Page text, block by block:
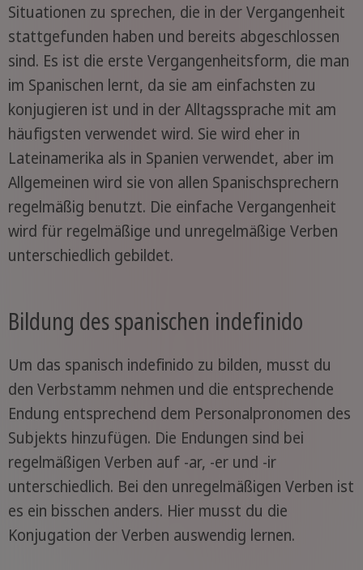
Situationen zu sprechen, die in der Vergangenheit
stattgefunden haben und bereits abgeschlossen
sind. Es ist die erste Vergangenheitsform, die man
im Spanischen lernt, da sie am einfachsten zu
konjugieren ist und in der Alltagssprache mit am
häufigsten verwendet wird. Sie wird eher in
Lateinamerika als in Spanien verwendet, aber im
Allgemeinen wird sie von allen Spanischsprechern
regelmäßig benutzt. Die einfache Vergangenheit
wird für regelmäßige und unregelmäßige Verben
unterschiedlich gebildet.
Bildung des spanischen indefinido
Um das spanisch indefinido zu bilden, musst du
den Verbstamm nehmen und die entsprechende
Endung entsprechend dem Personalpronomen des
Subjekts hinzufügen. Die Endungen sind bei
regelmäßigen Verben auf -ar, -er und -ir
unterschiedlich. Bei den unregelmäßigen Verben ist
es ein bisschen anders. Hier musst du die
Konjugation der Verben auswendig lernen.